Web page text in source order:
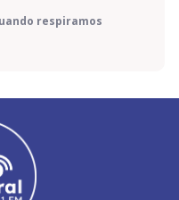
respiramos